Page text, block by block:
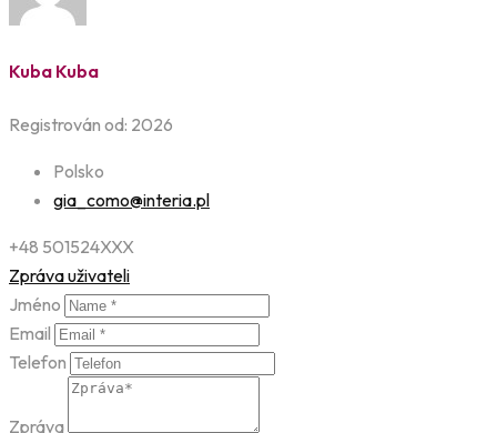
Kuba Kuba
Registrován od: 2026
Polsko
gia_como@interia.pl
+48 501524XXX
Zpráva uživateli
Jméno
Email
Telefon
Zpráva